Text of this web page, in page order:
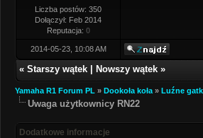
Liczba postów: 350
Dołączył: Feb 2014
Reputacja: 0
2014-05-23, 10:08 AM
« Starszy wątek Nowszy wątek »
Yamaha R1 Forum PL » Dookoła koła » Luźne
Uwaga użytkownicy RN22
Dodatkowe informacje